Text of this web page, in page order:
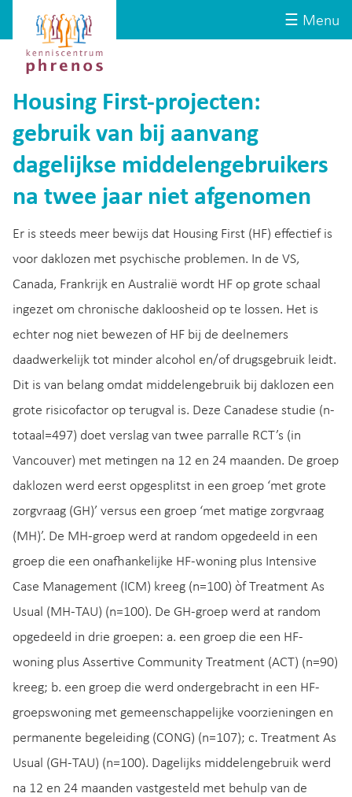
☰ Menu
Kenniscentrum
Phrenos
website
Housing First-projecten:
gebruik van bij aanvang
dagelijkse middelengebruikers
na twee jaar niet afgenomen
Er is steeds meer bewijs dat Housing First (HF) effectief is
voor daklozen met psychische problemen. In de VS,
Canada, Frankrijk en Australië wordt HF op grote schaal
ingezet om chronische dakloosheid op te lossen. Het is
echter nog niet bewezen of HF bij de deelnemers
daadwerkelijk tot minder alcohol en/of drugsgebruik leidt.
Dit is van belang omdat middelengebruik bij daklozen een
grote risicofactor op terugval is. Deze Canadese studie (n-
totaal=497) doet verslag van twee parralle RCT’s (in
Vancouver) met metingen na 12 en 24 maanden. De groep
daklozen werd eerst opgesplitst in een groep ‘met grote
zorgvraag (GH)’ versus een groep ‘met matige zorgvraag
(MH)’. De MH-groep werd at random opgedeeld in een
groep die een onafhankelijke HF-woning plus Intensive
Case Management (ICM) kreeg (n=100) òf Treatment As
Usual (MH-TAU) (n=100). De GH-groep werd at random
opgedeeld in drie groepen: a. een groep die een HF-
woning plus Assertive Community Treatment (ACT) (n=90)
kreeg; b. een groep die werd ondergebracht in een HF-
groepswoning met gemeenschappelijke voorzieningen en
permanente begeleiding (CONG) (n=107); c. Treatment As
Usual (GH-TAU) (n=100). Dagelijks middelengebruik werd
na 12 en 24 maanden vastgesteld met behulp van de